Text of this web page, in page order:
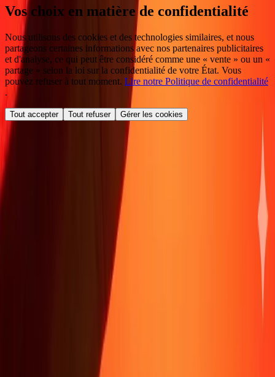
Vos choix en matière de confidentialité
Nous utilisons des cookies et des technologies similaires, et nous
partageons certaines informations avec nos partenaires publicitaires
et d'analyse, ce qui peut être considéré comme une « vente » ou un «
partage » selon la loi sur la confidentialité de votre État. Vous
pouvez refuser à tout moment. Lire notre Politique de confidentialité
.
Tout accepter Tout refuser Gérer les cookies